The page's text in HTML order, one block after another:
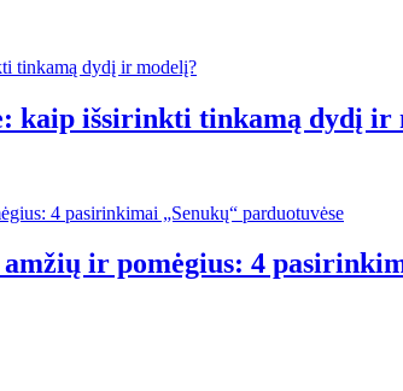
kaip išsirinkti tinkamą dydį ir
ir pomėgius: 4